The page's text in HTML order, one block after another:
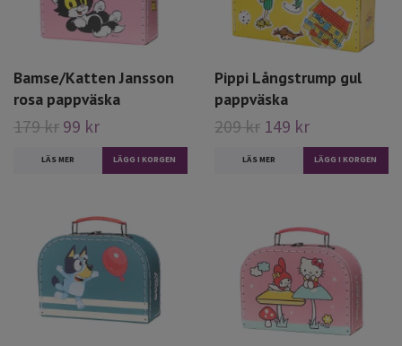
Bamse/Katten Jansson
rosa pappväska
179 kr 99 kr
LÄS MER
Pippi Långstrump gul
pappväska
209 kr 149 kr
LÄS MER